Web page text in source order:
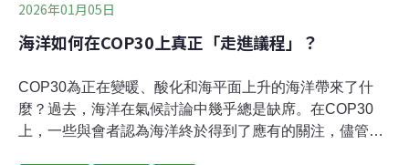
2026年01月05日
海洋如何在COP30上真正「走進議程」？
COP30為正在變暖、酸化和海平面上升的海洋帶來了什
麼？過去，海洋在氣候討論中幾乎總是缺席。在COP30
上，一些與會者認為海洋終於得到了應有的關注，儘管資